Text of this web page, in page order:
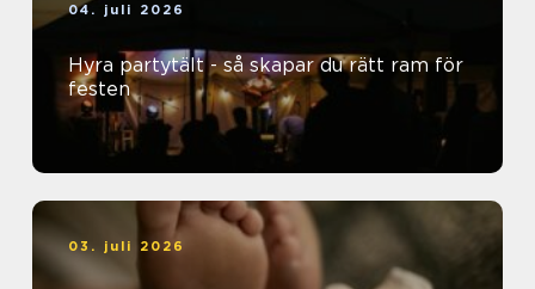
04. juli 2026
Hyra partytält - så skapar du rätt ram för
festen
03. juli 2026